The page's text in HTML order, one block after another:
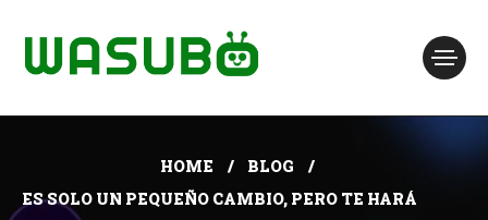
HOME
BLOG
ES SOLO UN PEQUEÑO CAMBIO, PERO TE HARÁ